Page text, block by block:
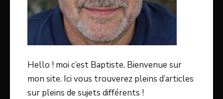
Hello ! moi c’est Baptiste, Bienvenue sur
mon site. Ici vous trouverez pleins d’articles
sur pleins de sujets différents !